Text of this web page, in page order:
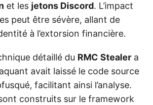
et les jetons Discord. L’impact
peut être sévère, allant de
à l’extorsion financière.
détaillé du RMC Stealer a
avait laissé le code source
facilitant ainsi l’analyse.
construits sur le framework